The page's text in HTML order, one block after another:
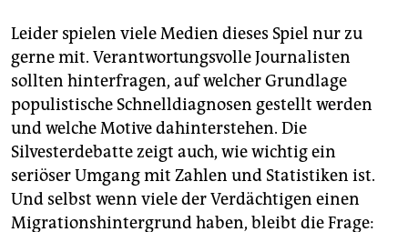
Leider spielen viele Medien dieses Spiel nur zu
gerne mit. Verantwortungsvolle Journalisten
sollten hinterfragen, auf welcher Grundlage
populistische Schnelldiagnosen gestellt werden
und welche Motive dahinterstehen. Die
Silvesterdebatte zeigt auch, wie wichtig ein
seriöser Umgang mit Zahlen und Statistiken ist.
Und selbst wenn viele der Verdächtigen einen
Migrationshintergrund haben, bleibt die Frage: